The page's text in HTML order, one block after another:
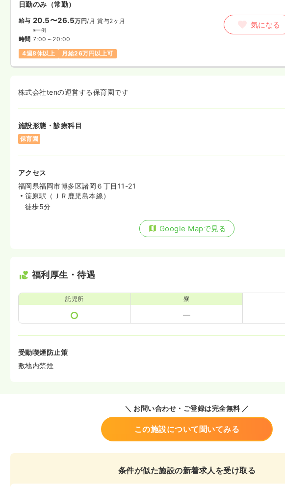
日勤のみ（常勤）
給与 20.5〜26.5万円/月 賞与2ヶ月
※一例
時間 7:00～20:00
4週8休以上
月給26万円以上可
気になる
株式会社tenの運営する保育園です
施設形態・診療科目
保育園
アクセス
福岡県福岡市博多区諸岡６丁目11-21
笹原駅（ＪＲ鹿児島本線）
徒歩5分
Google Mapで見る
福利厚生・待遇
託児所 寮
受動喫煙防止策
敷地内禁煙
＼ お問い合わせ・ご登録は完全無料 ／
この施設について聞いてみる
条件が似た施設の新着求人を受け取る